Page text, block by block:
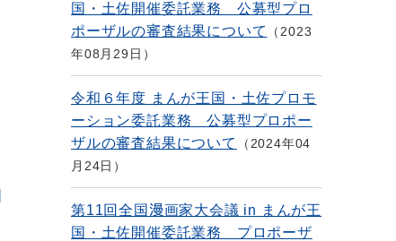
国・土佐開催委託業務 公募型プロ
ポーザルの審査結果について
2023
年08月29日
令和６年度 まんが王国・土佐プロモ
ーション委託業務 公募型プロポー
ザルの審査結果について
2024年04
月24日
第11回全国漫画家大会議 in まんが王
国・土佐開催委託業務 プロポーザ